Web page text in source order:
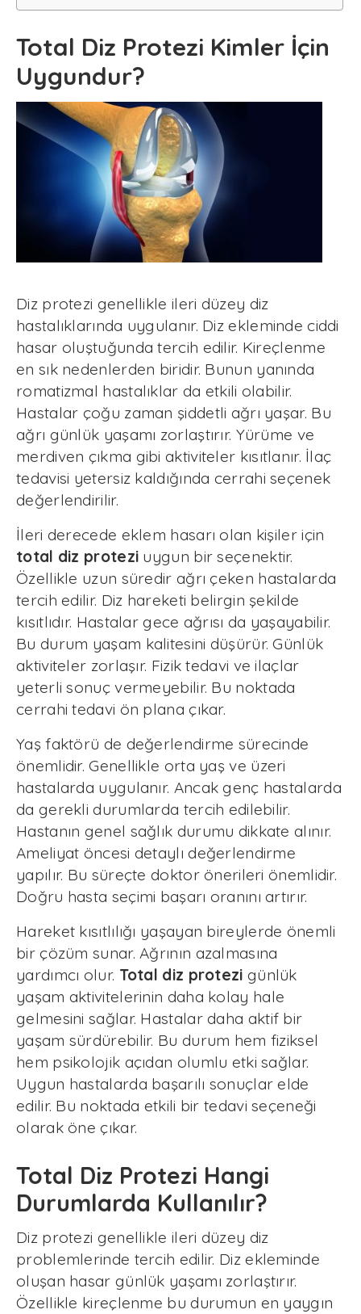
Total Diz Protezi Kimler İçin
Uygundur?
Diz protezi genellikle ileri düzey diz
hastalıklarında uygulanır. Diz ekleminde ciddi
hasar oluştuğunda tercih edilir. Kireçlenme
en sık nedenlerden biridir. Bunun yanında
romatizmal hastalıklar da etkili olabilir.
Hastalar çoğu zaman şiddetli ağrı yaşar. Bu
ağrı günlük yaşamı zorlaştırır. Yürüme ve
merdiven çıkma gibi aktiviteler kısıtlanır. İlaç
tedavisi yetersiz kaldığında cerrahi seçenek
değerlendirilir.
İleri derecede eklem hasarı olan kişiler için
total diz protezi uygun bir seçenektir.
Özellikle uzun süredir ağrı çeken hastalarda
tercih edilir. Diz hareketi belirgin şekilde
kısıtlıdır. Hastalar gece ağrısı da yaşayabilir.
Bu durum yaşam kalitesini düşürür. Günlük
aktiviteler zorlaşır. Fizik tedavi ve ilaçlar
yeterli sonuç vermeyebilir. Bu noktada
cerrahi tedavi ön plana çıkar.
Yaş faktörü de değerlendirme sürecinde
önemlidir. Genellikle orta yaş ve üzeri
hastalarda uygulanır. Ancak genç hastalarda
da gerekli durumlarda tercih edilebilir.
Hastanın genel sağlık durumu dikkate alınır.
Ameliyat öncesi detaylı değerlendirme
yapılır. Bu süreçte doktor önerileri önemlidir.
Doğru hasta seçimi başarı oranını artırır.
Hareket kısıtlılığı yaşayan bireylerde önemli
bir çözüm sunar. Ağrının azalmasına
yardımcı olur. Total diz protezi günlük
yaşam aktivitelerinin daha kolay hale
gelmesini sağlar. Hastalar daha aktif bir
yaşam sürdürebilir. Bu durum hem fiziksel
hem psikolojik açıdan olumlu etki sağlar.
Uygun hastalarda başarılı sonuçlar elde
edilir. Bu noktada etkili bir tedavi seçeneği
olarak öne çıkar.
Total Diz Protezi Hangi
Durumlarda Kullanılır?
Diz protezi genellikle ileri düzey diz
problemlerinde tercih edilir. Diz ekleminde
oluşan hasar günlük yaşamı zorlaştırır.
Özellikle kireçlenme bu durumun en yaygın